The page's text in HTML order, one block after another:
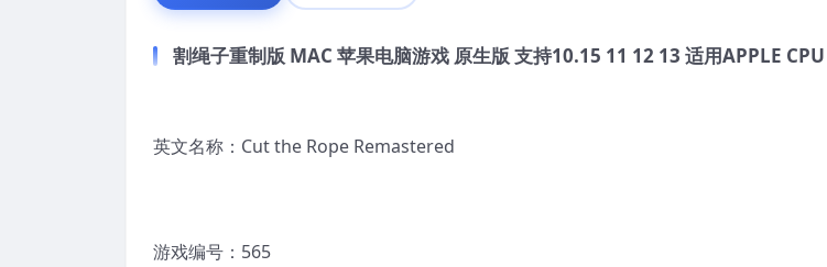
割绳子重制版 MAC 苹果电脑游戏 原生版 支持10.15 11 12 13 适用APPLE CPU
英文名称：Cut the Rope Remastered
游戏编号：565